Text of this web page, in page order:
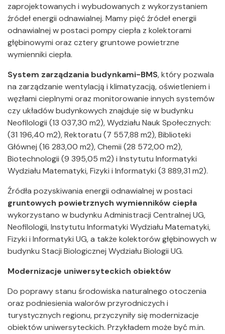
zaprojektowanych i wybudowanych z wykorzystaniem
źródeł energii odnawialnej. Mamy pięć źródeł energii
odnawialnej w postaci pompy ciepła z kolektorami
głębinowymi oraz cztery gruntowe powietrzne
wymienniki ciepła.
System zarządzania budynkami-BMS, który pozwala
na zarządzanie wentylacją i klimatyzacją, oświetleniem i
węzłami cieplnymi oraz monitorowanie innych systemów
czy układów budynkowych znajduje się w budynku
Neofilologii (13 037,30 m2), Wydziału Nauk Społecznych:
(31 196,40 m2), Rektoratu (7 557,88 m2), Biblioteki
Głównej (16 283,00 m2), Chemii (28 572,00 m2),
Biotechnologii (9 395,05 m2) i Instytutu Informatyki
Wydziału Matematyki, Fizyki i Informatyki (3 889,31 m2).
Źródła pozyskiwania energii odnawialnej w postaci
gruntowych powietrznych wymienników ciepła
wykorzystano w budynku Administracji Centralnej UG,
Neofilologii, Instytutu Informatyki Wydziału Matematyki,
Fizyki i Informatyki UG, a także kolektorów głębinowych w
budynku Stacji Biologicznej Wydziału Biologii UG.
Modernizacje uniwersyteckich obiektów
Do poprawy stanu środowiska naturalnego otoczenia
oraz podniesienia walorów przyrodniczych i
turystycznych regionu, przyczyniły się modernizacje
obiektów uniwersyteckich. Przykładem może być m.in.